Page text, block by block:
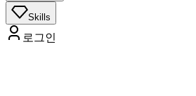
Skills
로그인